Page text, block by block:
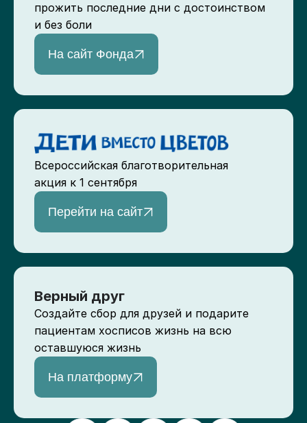
прожить последние дни с достоинством
и без боли
На сайт Фонда
Всероссийская благотворительная
акция к 1 сентября
Перейти на сайт
Верный друг
Создайте сбор для друзей и подарите
пациентам хосписов жизнь на всю
оставшуюся жизнь
На платформу